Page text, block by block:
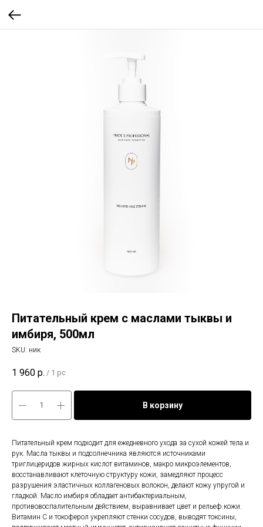
Питательный крем с маслами тыквы и
имбиря, 500мл
SKU: ник
1 960 р. / 1 pc
В корзину
Питательный крем подходит для ежедневного ухода за сухой кожей тела и
рук. Масла тыквы и подсолнечника являются источниками
триглицеридов жирных кислот витаминов, макро микроэлементов,
восстанавливают клеточную структуру кожи, замедляют процесс
разрушения эластичных коллагеновых волокон, делают кожу упругой и
гладкой. Масло имбиря обладает антибактериальным,
противовоспалительным действием, выравнивает цвет и рельеф кожи.
Витамин С и токоферол укрепляют стенки сосудов, выводят токсины,